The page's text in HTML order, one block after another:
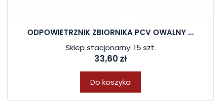
ODPOWIETRZNIK ZBIORNIKA PCV OWALNY ...
Sklep stacjonarny: 15 szt.
33,60 zł
Do koszyka